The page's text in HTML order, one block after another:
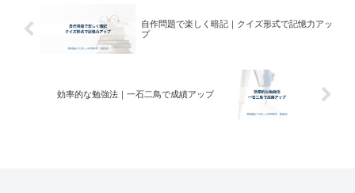
自作問題で楽しく暗記｜クイズ形式で記憶力アッ
プ
効率的な勉強法｜一石二鳥で成績アップ